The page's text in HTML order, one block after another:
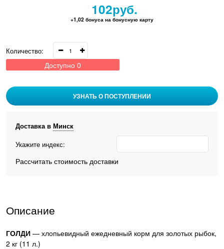
102руб.
+1,02 бонуса на бонусную карту
Количество:
Доступно 0
УЗНАТЬ О ПОСТУПЛЕНИИ
Доставка в Минск
Укажите индекс:
Рассчитать стоимость доставки
Описание
ГОЛДИ — хлопьевидный ежедневный корм для золотых рыбок,
2 кг (11 л.)